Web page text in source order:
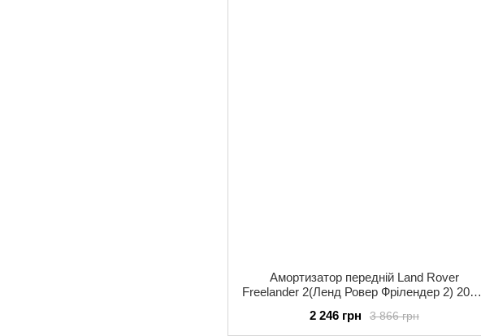
Амортизатор передній Land Rover
Freelander 2(Ленд Ровер Фрілендер 2) 2006-
3 866 грн
2 246 грн